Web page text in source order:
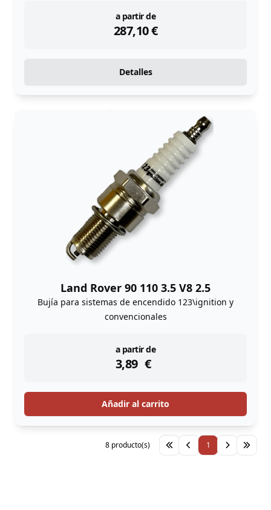
a partir de
287,10€
instock
Detalles
Land Rover 90 110 3.5 V8 2.5
Bujía para sistemas de encendido 123\ignition y
convencionales
a partir de
3,89 €
instock
Añadir al carrito
1
8 producto(s)